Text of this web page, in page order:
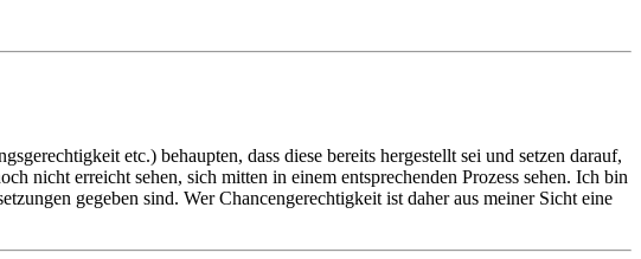
etc.) behaupten, dass diese bereits hergestellt sei und setzen darauf,
nicht erreicht sehen, sich mitten in einem entsprechenden Prozess sehen. Ich bin
gegeben sind. Wer Chancengerechtigkeit ist daher aus meiner Sicht eine